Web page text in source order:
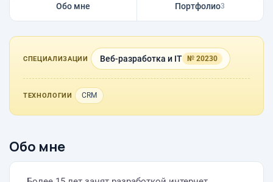
Обо мне Портфолио3
СПЕЦИАЛИЗАЦИИ Веб-разработка и IT № 20230
ТЕХНОЛОГИИ CRM
Обо мне